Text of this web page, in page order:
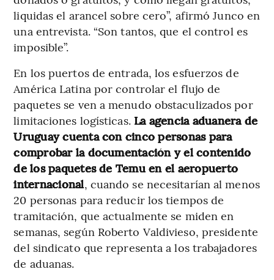
liquidas el arancel sobre cero”, afirmó Junco en
una entrevista. “Son tantos, que el control es
imposible”.
En los puertos de entrada, los esfuerzos de
América Latina por controlar el flujo de
paquetes se ven a menudo obstaculizados por
limitaciones logísticas. La agencia aduanera de
Uruguay cuenta con cinco personas para
comprobar la documentación y el contenido
de los paquetes de Temu en el aeropuerto
internacional, cuando se necesitarían al menos
20 personas para reducir los tiempos de
tramitación, que actualmente se miden en
semanas, según Roberto Valdivieso, presidente
del sindicato que representa a los trabajadores
de aduanas.